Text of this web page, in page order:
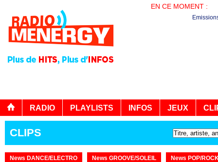
EN CE MOMENT :
RADIO PLAYLISTS INFOS JEUX
CLIPS
News DANCE/ELECTRO News GROOVE/SOLEIL
News POP/